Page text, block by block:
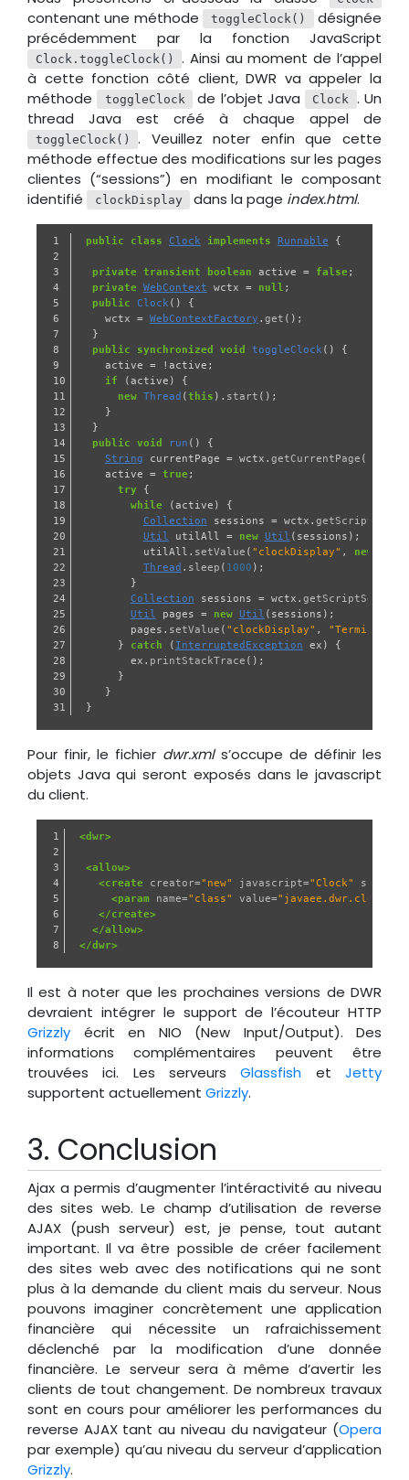
contenant une méthode toggleClock()
désignée
précédemment par la fonction JavaScript
Clock.toggleClock()
. Ainsi au moment de l’appel
à cette fonction côté client, DWR va appeler la
méthode
toggleClock de l’objet Java Clock . Un
thread Java est créé à chaque appel de
toggleClock()
. Veuillez noter enfin que cette
méthode effectue des modifications sur les pages
clientes (“sessions”) en modifiant le composant
identifié
clockDisplay dans la page index.html.
1
2
3
4
5
6
7
8
9
10
11
12
13
14
15
16
17
18
19
20
21
22
23
24
25
26
27
28
29
30
public class Clock implements Runnable {
private transient boolean active = false ;
private WebContext wctx = null ;
public Clock ()
{
wctx = WebContextFactory . get ();
}
public
synchronized void toggleClock ()
{
active = ! active ;
if
(active )
{
new Thread (this ). start ();
}
}
public void run ()
{
String
currentPage = wctx . getCurrentPage ();
active = true ;
try
{
while
(active )
{
Collection
sessions = wctx .
Util
utilAll = new Util ( sessions );
utilAll . setValue ( "clockDisplay" , new
Thread . sleep ( 1000 );
}
Collection
sessions = wctx .
Util
pages = new Util ( sessions );
pages . setValue ( "clockDisplay" , "Terminé"
}
catch ( InterruptedException ex )
{
ex . printStackTrace ();
}
}
}
Pour finir, le fichier dwr.xmls’occupe de définir les
objets Java qui seront exposés dans le javascript
du client.
1
2
3
4
5
6
7
<dwr>
<allow>
<create
creator="new" javascript="Clock" scope=
<param name="class" value=
</create>
</allow>
</dwr>
Il est à noter que les prochaines versions de DWR
devraient intégrer le support de l’écouteur HTTP
Grizzly écrit en NIO (New Input/Output). Des
informations complémentaires peuvent être
trouvées ici. Les serveursGlassfish etJetty
supportent actuellement Grizzly.
Conclusion
Ajax a permis d’augmenter l’intéractivité au niveau
des sites web. Le champ d’utilisation de reverse
AJAX (push serveur) est, je pense, tout autant
important. Il va être possible de créer facilement
des sites web avec des notifications qui ne sont
plus à la demande du client mais du serveur. Nous
pouvons imaginer concrètement une application
financière qui nécessite un rafraichissement
déclenché par la modification d’une donnée
financière. Le serveur sera à même d’avertir les
clients de tout changement. De nombreux travaux
sont en cours pour améliorer les performances du
reverse AJAX tant au niveau du navigateur (Opera
par exemple) qu’au niveau du serveur d’application
Grizzly.